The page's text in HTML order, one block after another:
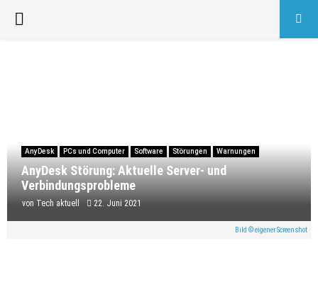
PRIMARY
AnyDesk PCs und Computer Software Störungen Warnungen
AnyDesk Störung: Aktuelle Server- und
Verbindungsprobleme
von Tech aktuell 22. Juni 2021
Bild © eigener Screenshot